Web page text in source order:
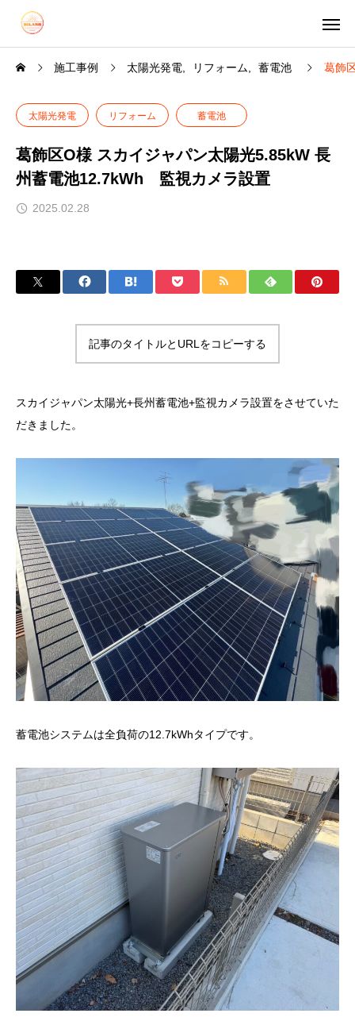
施工事例 太陽光発電 リフォーム 蓄電池 葛飾
太陽光発電 リフォーム 蓄電池
葛飾区O様 スカイジャパン太陽光5.85kW 長
州蓄電池12.7kWh 監視カメラ設置
2025.02.28
記事のタイトルとURLをコピーする
スカイジャパン太陽光+長州蓄電池+監視カメラ設置をさせていた
だきました。
蓄電池システムは全負荷の12.7kWhタイプです。